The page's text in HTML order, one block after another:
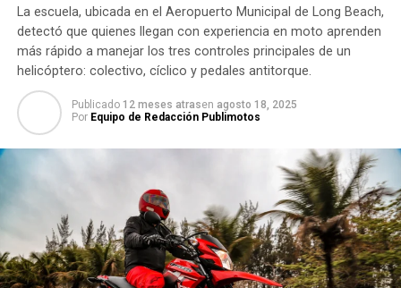
La escuela, ubicada en el Aeropuerto Municipal de Long Beach,
detectó que quienes llegan con experiencia en moto aprenden
más rápido a manejar los tres controles principales de un
helicóptero: colectivo, cíclico y pedales antitorque.
Publicado 12 meses atrasen agosto 18, 2025
Por Equipo de Redacción Publimotos